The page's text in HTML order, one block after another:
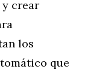
crear
los
que